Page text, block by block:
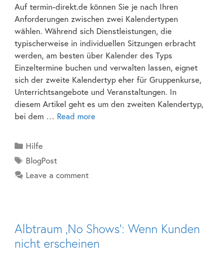
Auf termin-direkt.de können Sie je nach Ihren
Anforderungen zwischen zwei Kalendertypen
wählen. Während sich Dienstleistungen, die
typischerweise in individuellen Sitzungen erbracht
werden, am besten über Kalender des Typs
Einzeltermine buchen und verwalten lassen, eignet
sich der zweite Kalendertyp eher für Gruppenkurse,
Unterrichtsangebote und Veranstaltungen. In
diesem Artikel geht es um den zweiten Kalendertyp,
bei dem … Read more
Hilfe
BlogPost
Leave a comment
Albtraum ‚No Shows‘: Wenn Kunden
nicht erscheinen